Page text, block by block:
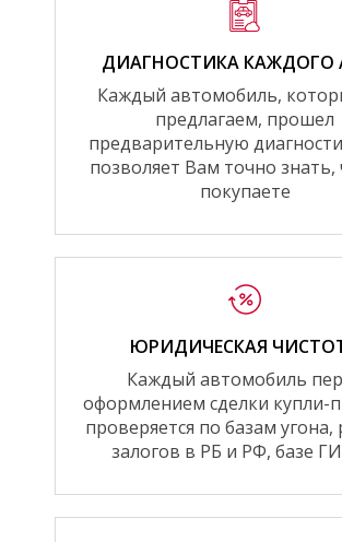
ДИАГНОСТИКА КАЖДОГО
Каждый автомобиль,
предлагаем, прошел
предварительную
позволяет Вам точно
покупаете
ЮРИДИЧЕСКАЯ
Каждый автомобиль
оформлением сделки купли-
проверяется по базам угона,
залогов в РБ и РФ, базе